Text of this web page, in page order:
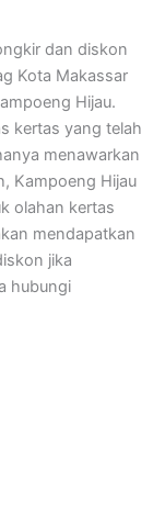
dan diskon
Kota Makassar
Hijau.
kertas yang telah
menawarkan
Kampoeng Hijau
olahan kertas
mendapatkan
jika
hubungi